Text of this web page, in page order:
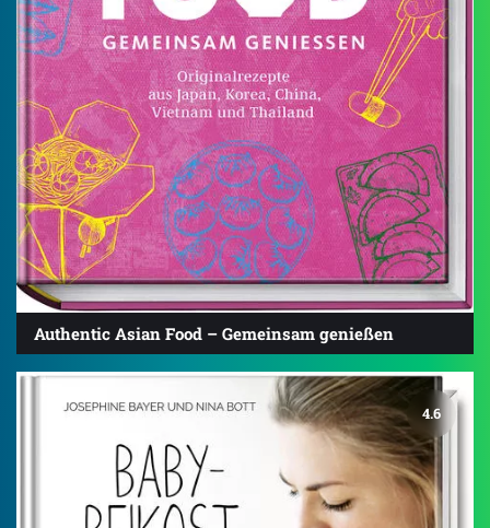
Authentic Asian Food – Gemeinsam genießen
4.6